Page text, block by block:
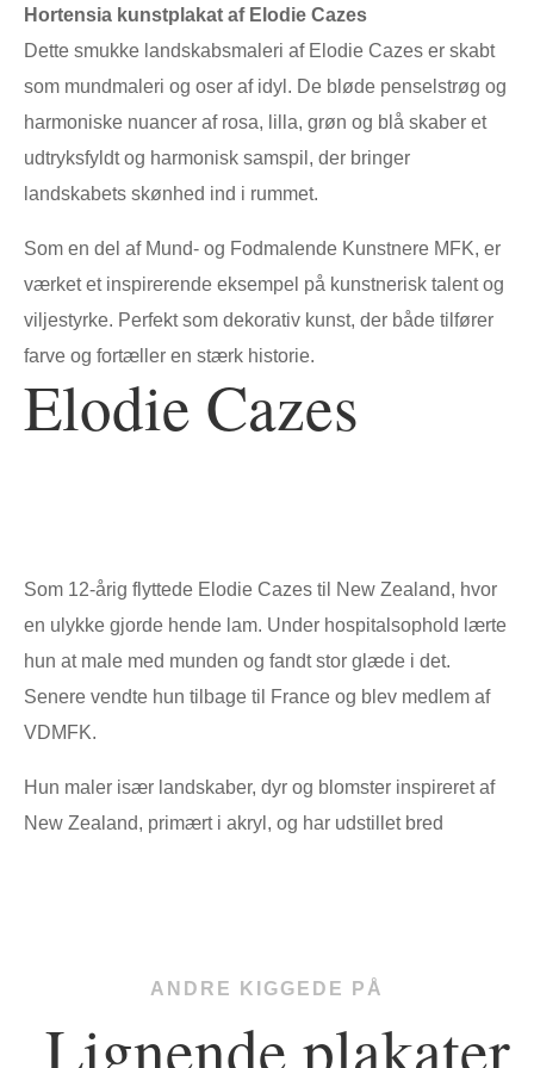
Hortensia kunstplakat af Elodie Cazes
Dette smukke landskabsmaleri af Elodie Cazes er skabt
som mundmaleri og oser af idyl. De bløde penselstrøg og
harmoniske nuancer af rosa, lilla, grøn og blå skaber et
udtryksfyldt og harmonisk samspil, der bringer
landskabets skønhed ind i rummet.
Som en del af Mund- og Fodmalende Kunstnere MFK, er
værket et inspirerende eksempel på kunstnerisk talent og
viljestyrke. Perfekt som dekorativ kunst, der både tilfører
farve og fortæller en stærk historie.
Elodie Cazes
Som 12-årig flyttede Elodie Cazes til New Zealand, hvor
en ulykke gjorde hende lam. Under hospitalsophold lærte
hun at male med munden og fandt stor glæde i det.
Senere vendte hun tilbage til France og blev medlem af
VDMFK.
Hun maler især landskaber, dyr og blomster inspireret af
New Zealand, primært i akryl, og har udstillet bred
ANDRE KIGGEDE PÅ
Lignende plakater